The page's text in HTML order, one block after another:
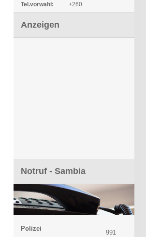
Tel.vorwahl: +260
Anzeigen
Notruf - Sambia
Polizei
991